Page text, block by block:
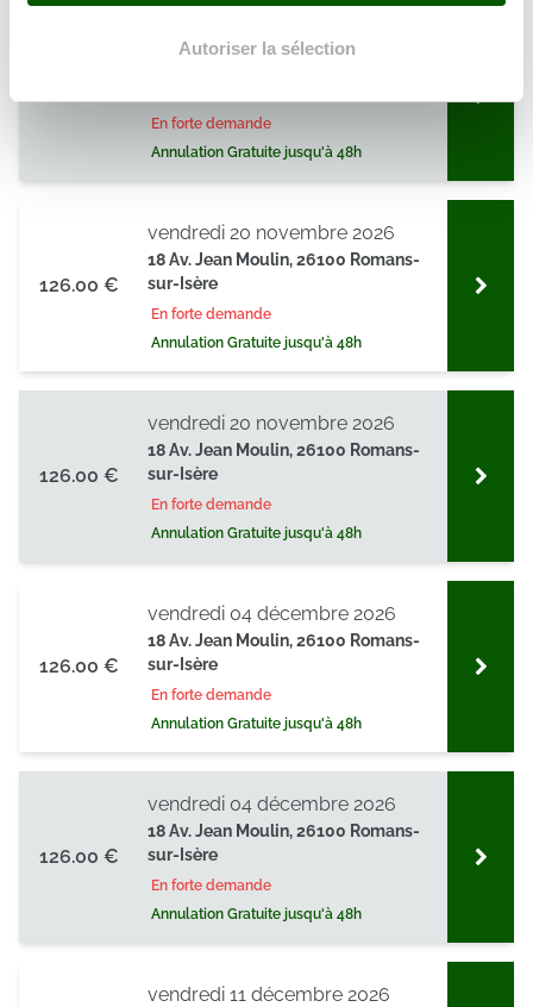
déclaration sur les cookies.
Les cookies nous permettent de personnaliser le contenu
et les annonces, d'offrir des fonctionnalités relatives aux
médias sociaux et d'analyser notre trafic. Nous
partageons également des informations sur l'utilisation de
avec d'autres informations que vous leur avez fournies
ou qu'ils ont collectées lors de votre utilisation de leurs
Autoriser la sélection
En forte demande
Annulation Gratuite jusqu'à 48h
vendredi 13 novembre 2026
126.00 €
18 Av. Jean Moulin, 26100 Romans-
sur-Isère
En forte demande
Annulation Gratuite jusqu'à 48h
vendredi 20 novembre 2026
126.00 €
18 Av. Jean Moulin, 26100 Romans-
sur-Isère
En forte demande
Annulation Gratuite jusqu'à 48h
vendredi 20 novembre 2026
126.00 €
18 Av. Jean Moulin, 26100 Romans-
sur-Isère
En forte demande
Annulation Gratuite jusqu'à 48h
vendredi 04 décembre 2026
126.00 €
18 Av. Jean Moulin, 26100 Romans-
sur-Isère
En forte demande
Annulation Gratuite jusqu'à 48h
vendredi 04 décembre 2026
vendredi 11 décembre 2026